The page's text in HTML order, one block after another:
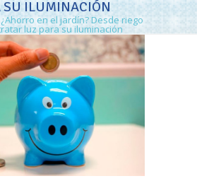
SU ILUMINACIÓN
¿Ahorro en el jardín? Desde riego
luz para su iluminación